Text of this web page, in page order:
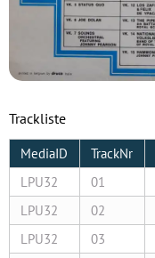
Trackliste
LPU32 01
LPU32
02
LPU32
03
MediaID TrackNr